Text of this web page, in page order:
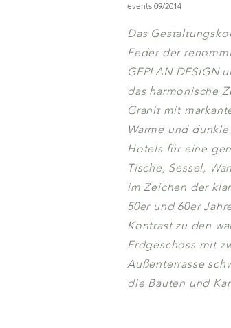
events 09/2014
Das
Feder der
GEPLAN DESIGN
das harmonische
Granit mit
Warme und
Hotels für eine
Tische, Sessel,
im Zeichen der
50er und 60er
Kontrast zu den
Erdgeschoss mit
Außenterrasse
die Bauten und